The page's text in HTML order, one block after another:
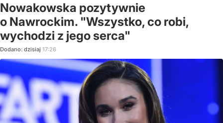
Nowakowska pozytywnie
o Nawrockim. "Wszystko, co robi,
wychodzi z jego serca"
Dodano: dzisiaj 17:26